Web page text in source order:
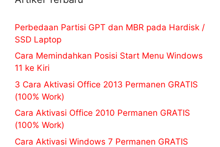
Perbedaan Partisi GPT dan MBR pada Hardisk /
SSD Laptop
Cara Memindahkan Posisi Start Menu Windows
11 ke Kiri
3 Cara Aktivasi Office 2013 Permanen GRATIS
(100% Work)
Cara Aktivasi Office 2010 Permanen GRATIS
(100% Work)
Cara Aktivasi Windows 7 Permanen GRATIS